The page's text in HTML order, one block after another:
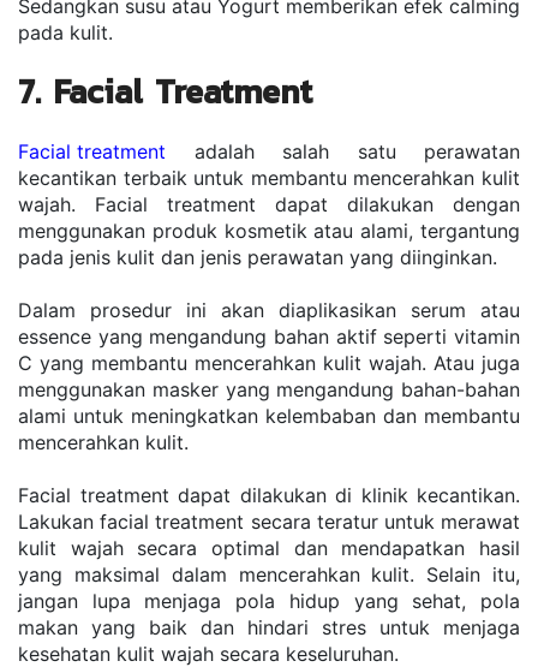
Sedangkan susu atau Yogurt memberikan efek calming
pada kulit.
7. Facial Treatment
Facial treatment adalah salah satu perawatan
kecantikan terbaik untuk membantu mencerahkan kulit
wajah. Facial treatment dapat dilakukan dengan
menggunakan produk kosmetik atau alami, tergantung
pada jenis kulit dan jenis perawatan yang diinginkan.
Dalam prosedur ini akan diaplikasikan serum atau
essence yang mengandung bahan aktif seperti vitamin
C yang membantu mencerahkan kulit wajah. Atau juga
menggunakan masker yang mengandung bahan-bahan
alami untuk meningkatkan kelembaban dan membantu
mencerahkan kulit.
Facial treatment dapat dilakukan di klinik kecantikan.
Lakukan facial treatment secara teratur untuk merawat
kulit wajah secara optimal dan mendapatkan hasil
yang maksimal dalam mencerahkan kulit. Selain itu,
jangan lupa menjaga pola hidup yang sehat, pola
makan yang baik dan hindari stres untuk menjaga
kesehatan kulit wajah secara keseluruhan.